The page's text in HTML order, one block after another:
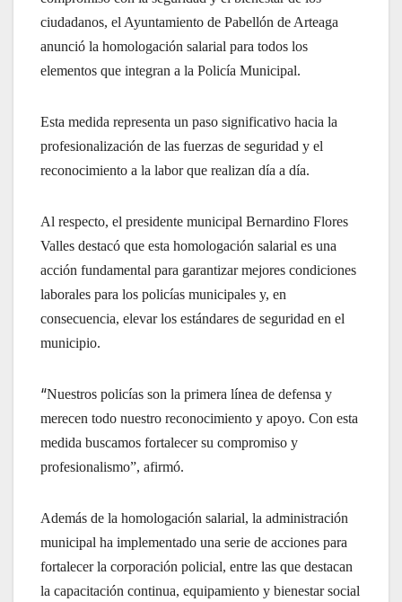
ciudadanos, el Ayuntamiento de Pabellón de Arteaga
anunció la homologación salarial para todos los
elementos que integran a la Policía Municipal.
Esta medida representa un paso significativo hacia la
profesionalización de las fuerzas de seguridad y el
reconocimiento a la labor que realizan día a día.
Al respecto, el presidente municipal Bernardino Flores
Valles destacó que esta homologación salarial es una
acción fundamental para garantizar mejores condiciones
laborales para los policías municipales y, en
consecuencia, elevar los estándares de seguridad en el
municipio.
“Nuestros policías son la primera línea de defensa y
merecen todo nuestro reconocimiento y apoyo. Con esta
medida buscamos fortalecer su compromiso y
profesionalismo”, afirmó.
Además de la homologación salarial, la administración
municipal ha implementado una serie de acciones para
fortalecer la corporación policial, entre las que destacan
la capacitación continua, equipamiento y bienestar social